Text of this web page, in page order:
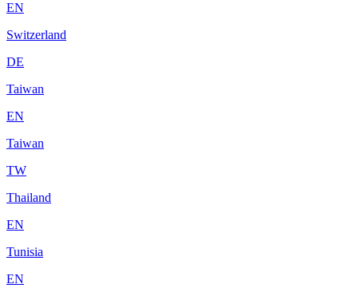
EN
Switzerland
DE
Taiwan
EN
Taiwan
TW
Thailand
EN
Tunisia
EN